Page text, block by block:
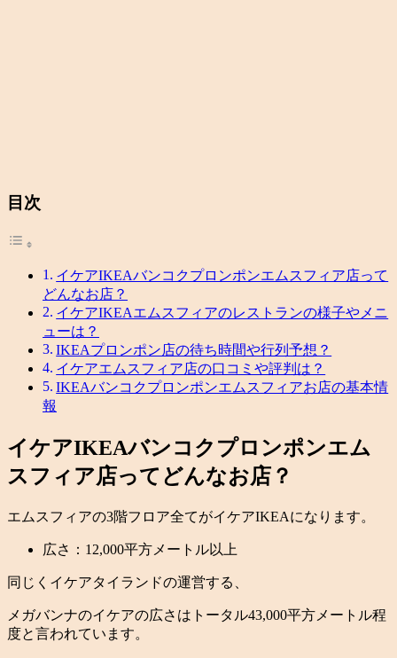
目次
イケアIKEAバンコクプロンポンエムスフィア店って
どんなお店？
イケアIKEAエムスフィアのレストランの様子やメニ
ューは？
IKEAプロンポン店の待ち時間や行列予想？
イケアエムスフィア店の口コミや評判は？
IKEAバンコクプロンポンエムスフィアお店の基本情
報
イケアIKEAバンコクプロンポンエム
スフィア店ってどんなお店？
エムスフィアの3階フロア全てがイケアIKEAになります。
広さ：12,000平方メートル以上
同じくイケアタイランドの運営する、
メガバンナのイケアの広さはトータル43,000平方メートル程
度と言われています。